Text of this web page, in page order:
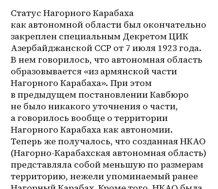
Статус Нагорного Карабаха
как автономной области был окончательно
закреплен специальным Декретом ЦИК
Азербайджанской ССР от 7 июля 1923 года.
В нем говорилось, что автономная область
образовывается «из армянской части
Нагорного Карабаха». При этом
в предыдущем постановлении Кавбюро
не было никакого уточнения о части,
а говорилось вообще о территории
Нагорного Карабаха как автономии.
Теперь же получалось, что созданная НКАО
(Нагорно-Карабахская автономная область)
представляла собой меньшую по размерам
территорию, нежели упоминаемый ранее